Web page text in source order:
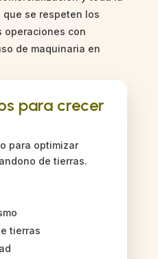
se respeten los
operaciones con
de maquinaria en
para crecer
para optimizar
de tierras.
tierras